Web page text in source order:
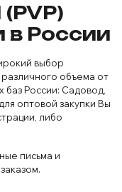
в России
выбор
объема от
России: Садовод,
оптовой закупки Вы
либо
письма и